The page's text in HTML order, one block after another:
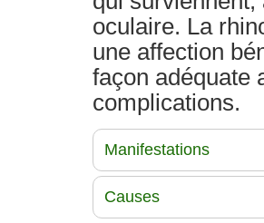
oculaire. La
une affection
façon adéquate
complications.
Manifestations
Causes